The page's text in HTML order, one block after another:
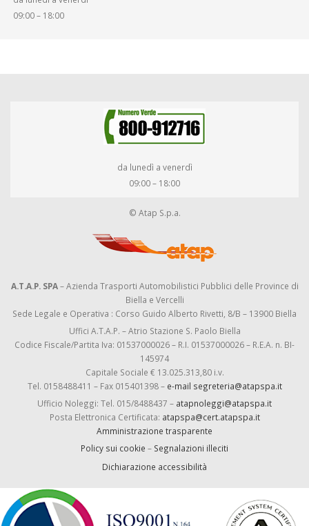
09:00 – 18:00
da lunedì a venerdì
09:00 – 18:00
© Atap S.p.a.
A.T.A.P. SPA– Azienda Trasporti Automobilistici Pubblici delle Province di
Biella e Vercelli
Sede Legale e Operativa : Corso Guido Alberto Rivetti, 8/B – 13900 Biella
Uffici A.T.A.P. – Atrio Stazione S. Paolo Biella
Codice Fiscale/Partita Iva: 01537000026 – R.I. 01537000026 – R.E.A. n. BI-
145974
Capitale Sociale € 13.025.313,80 i.v.
Tel. 0158488411 – Fax 015401398 – e-mail segreteria@atapspa.it
Ufficio Noleggi: Tel. 015/8488437 – atapnoleggi@atapspa.it
Posta Elettronica Certificata: atapspa@cert.atapspa.it
Amministrazione trasparente
Policy sui cookie – Segnalazioni illeciti
Dichiarazione accessibilità